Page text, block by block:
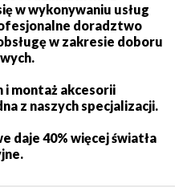
w wykonywaniu usług
doradztwo
w zakresie doboru
i montaż akcesorii
z naszych specjalizacji.
daje 40% więcej światła